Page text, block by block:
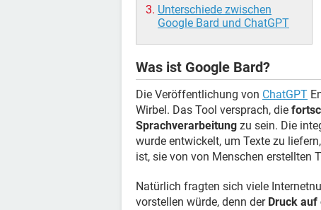
Unterschiede zwischen
Google Bard und ChatGPT
Was ist Google Bard?
Die Veröffentlichung von ChatGPT
Wirbel. Das Tool versprach, die
Sprachverarbeitung zu sein. Die
wurde entwickelt, um Texte zu
ist, sie von von Menschen erstellten
Natürlich fragten sich viele
vorstellen würde, denn der Druck